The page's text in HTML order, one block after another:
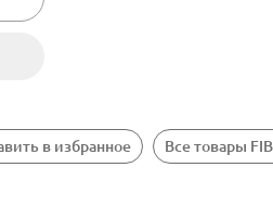
в избранное Все товары